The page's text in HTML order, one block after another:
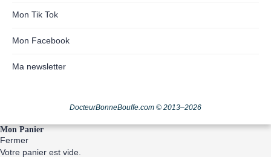
Mon Tik Tok
Mon Facebook
Ma newsletter
DocteurBonneBouffe.com © 2013–2026
Mon Panier
Fermer
Votre panier est vide.